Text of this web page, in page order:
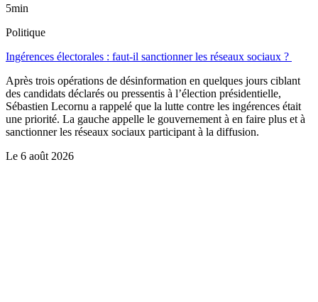
5min
Politique
Ingérences électorales : faut-il sanctionner les réseaux sociaux ?
Après trois opérations de désinformation en quelques jours ciblant
des candidats déclarés ou pressentis à l’élection présidentielle,
Sébastien Lecornu a rappelé que la lutte contre les ingérences était
une priorité. La gauche appelle le gouvernement à en faire plus et à
sanctionner les réseaux sociaux participant à la diffusion.
Le 6 août 2026